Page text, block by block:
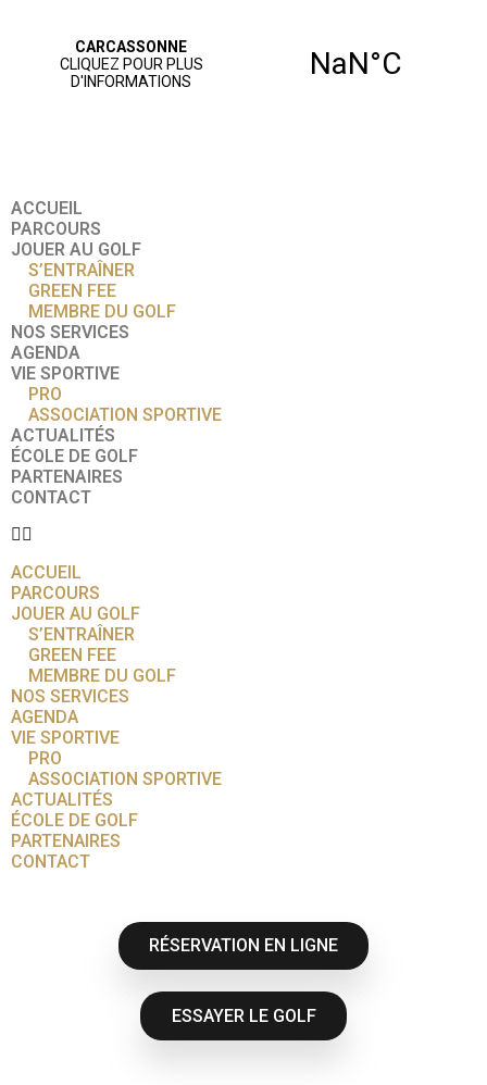
ACCUEIL
PARCOURS
JOUER AU GOLF
S’ENTRAÎNER
GREEN FEE
MEMBRE DU GOLF
NOS SERVICES
AGENDA
VIE SPORTIVE
PRO
ASSOCIATION SPORTIVE
ACTUALITÉS
ÉCOLE DE GOLF
PARTENAIRES
CONTACT
ACCUEIL
PARCOURS
JOUER AU GOLF
S’ENTRAÎNER
GREEN FEE
MEMBRE DU GOLF
NOS SERVICES
AGENDA
VIE SPORTIVE
PRO
ASSOCIATION SPORTIVE
ACTUALITÉS
ÉCOLE DE GOLF
PARTENAIRES
CONTACT
RÉSERVATION EN LIGNE
ESSAYER LE GOLF